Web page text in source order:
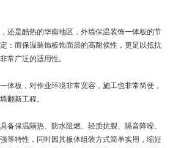
是酷热的华南地区，外墙保温装饰一体板的节
：而保温装饰板饰面层的高耐侯性，更足以抵抗
常广泛的适用性。
板，对作业环境非常宽容，施工也非常简便，
翻新工程。
保温隔热、防水阻燃、轻质抗裂、隔音降噪、
等特性，同时因其板体组装方式简单实用，缩短